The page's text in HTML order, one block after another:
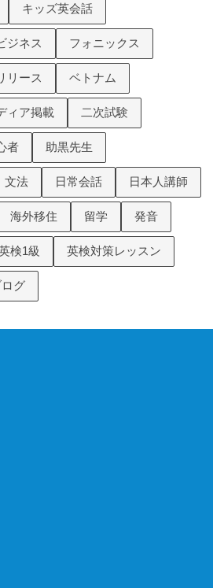
キッズ英会話
ジネス フォニックス
リース ベトナム
ィア掲載 二次試験
者 助黒先生
文法 日常会話 日本人講師
海外移住 留学 発音
検1級 英検対策レッスン
グ